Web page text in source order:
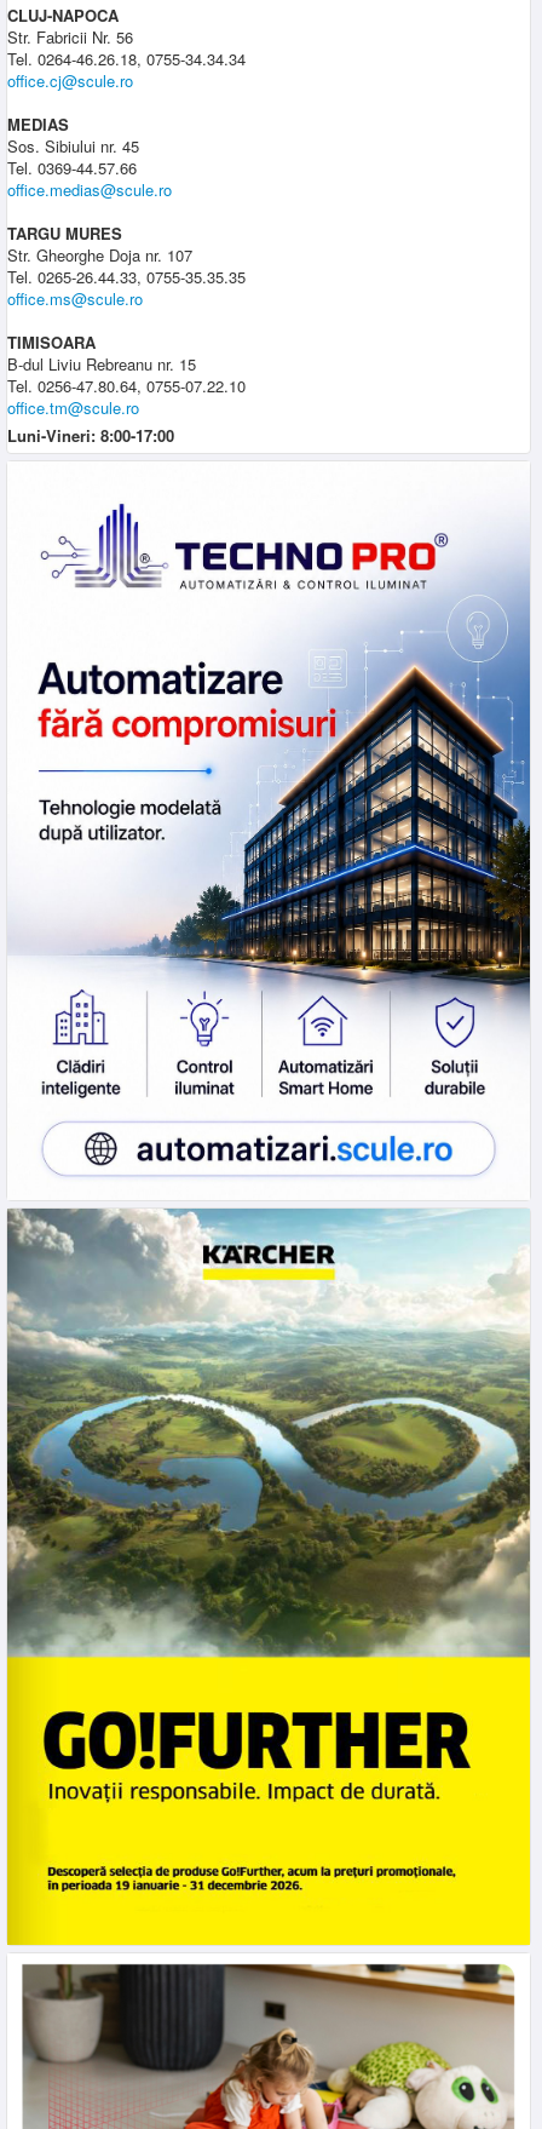
CLUJ-NAPOCA
Str. Fabricii Nr. 56
Tel. 0264-46.26.18, 0755-34.34.34
office.cj@scule.ro
MEDIAS
Sos. Sibiului nr. 45
Tel. 0369-44.57.66
office.medias@scule.ro
TARGU MURES
Str. Gheorghe Doja nr. 107
Tel. 0265-26.44.33, 0755-35.35.35
office.ms@scule.ro
TIMISOARA
B-dul Liviu Rebreanu nr. 15
Tel. 0256-47.80.64, 0755-07.22.10
office.tm@scule.ro
Luni-Vineri: 8:00-17:00